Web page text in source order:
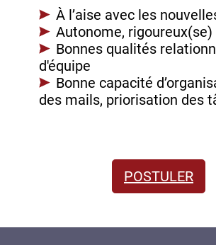
À l’aise avec les
Autonome,
Bonnes qualités
d'équipe
Bonne capacité
des mails, priorisation des
POSTULER